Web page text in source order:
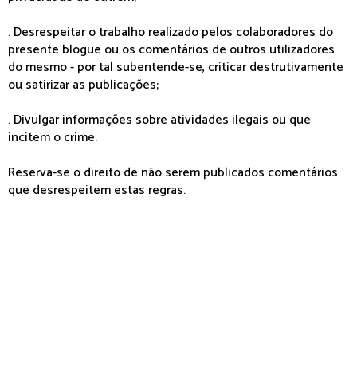
. Desrespeitar o trabalho realizado pelos colaboradores do
presente blogue ou os comentários de outros utilizadores
do mesmo - por tal subentende-se, criticar destrutivamente
ou satirizar as publicações;
. Divulgar informações sobre atividades ilegais ou que
incitem o crime.
Reserva-se o direito de não serem publicados comentários
que desrespeitem estas regras.